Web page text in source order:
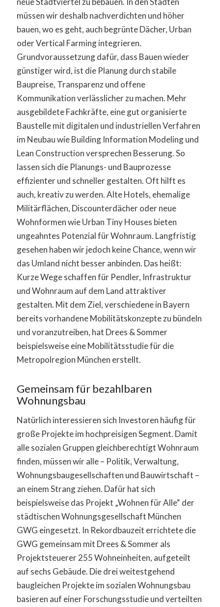
müssen wir deshalb nachverdichten und höher
bauen, wo es geht, auch begrünte Dächer, Urban
oder Vertical Farming integrieren.
Grundvoraussetzung dafür, dass Bauen wieder
günstiger wird, ist die Planung durch stabile
Baupreise, Transparenz und offene
Kommunikation verlässlicher zu machen. Mehr
ausgebildete Fachkräfte, eine gut organisierte
Baustelle mit digitalen und industriellen Verfahren
im Neubau wie Building Information Modeling und
Lean Construction versprechen Besserung. So
lassen sich die Planungs- und Bauprozesse
effizienter und schneller gestalten. Oft hilft es
auch, kreativ zu werden. Alte Hotels, ehemalige
Militärflächen, Discounterdächer oder neue
Wohnformen wie Urban Tiny Houses bieten
ungeahntes Potenzial für Wohnraum. Langfristig
gesehen haben wir jedoch keine Chance, wenn wir
das Umland nicht besser anbinden. Das heißt:
Kurze Wege schaffen für Pendler, Infrastruktur
und Wohnraum auf dem Land attraktiver
gestalten. Mit dem Ziel, verschiedene in Bayern
bereits vorhandene Mobilitätskonzepte zu bündeln
und voranzutreiben, hat Drees & Sommer
beispielsweise eine Mobilitätsstudie für die
Metropolregion München erstellt.
Gemeinsam für bezahlbaren
Wohnungsbau
Natürlich interessieren sich Investoren häufig für
große Projekte im hochpreisigen Segment. Damit
alle sozialen Gruppen gleichberechtigt Wohnraum
finden, müssen wir alle – Politik, Verwaltung,
Wohnungsbaugesellschaften und Bauwirtschaft –
an einem Strang ziehen. Dafür hat sich
beispielsweise das Projekt „Wohnen für Alle“ der
städtischen Wohnungsgesellschaft München
GWG eingesetzt. In Rekordbauzeit errichtete die
GWG gemeinsam mit Drees & Sommer als
Projektsteuerer 255 Wohneinheiten, aufgeteilt
auf sechs Gebäude. Die drei weitestgehend
baugleichen Projekte im sozialen Wohnungsbau
basieren auf einer Forschungsstudie und verteilten